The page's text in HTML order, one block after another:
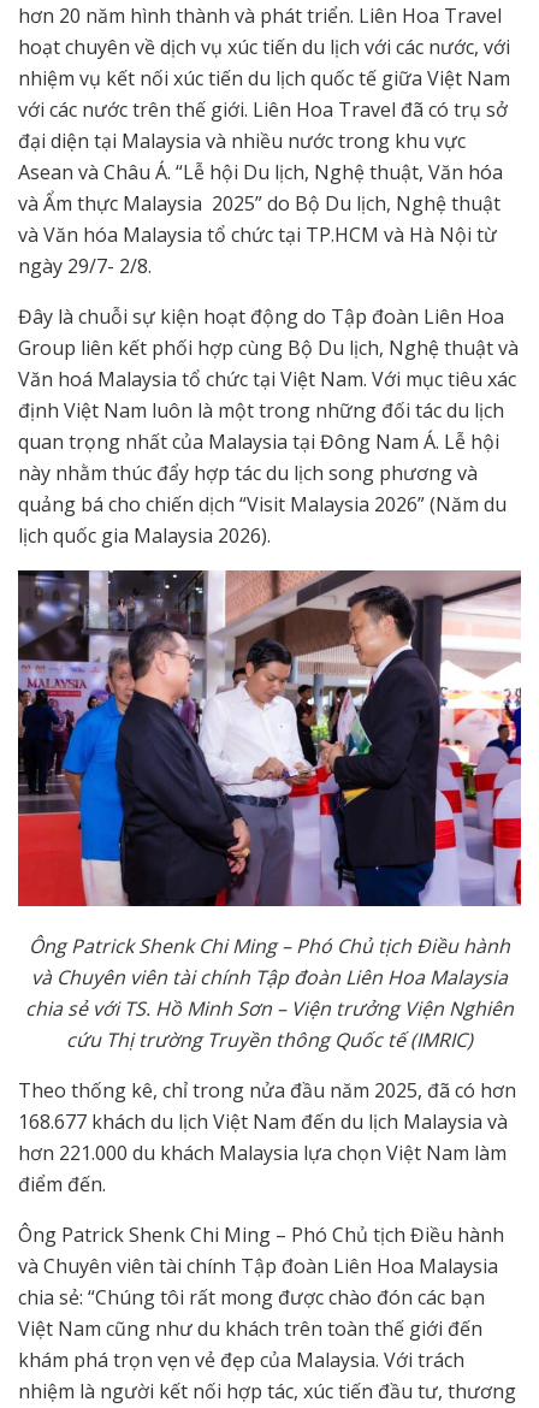
hơn 20 năm hình thành và phát triển. Liên Hoa Travel
hoạt chuyên về dịch vụ xúc tiến du lịch với các nước, với
nhiệm vụ kết nối xúc tiến du lịch quốc tế giữa Việt Nam
với các nước trên thế giới. Liên Hoa Travel đã có trụ sở
đại diện tại Malaysia và nhiều nước trong khu vực
Asean và Châu Á. “Lễ hội Du lịch, Nghệ thuật, Văn hóa
và Ẩm thực Malaysia 2025” do Bộ Du lịch, Nghệ thuật
và Văn hóa Malaysia tổ chức tại TP.HCM và Hà Nội từ
ngày 29/7- 2/8.
Đây là chuỗi sự kiện hoạt động do Tập đoàn Liên Hoa
Group liên kết phối hợp cùng Bộ Du lịch, Nghệ thuật và
Văn hoá Malaysia tổ chức tại Việt Nam. Với mục tiêu xác
định Việt Nam luôn là một trong những đối tác du lịch
quan trọng nhất của Malaysia tại Đông Nam Á. Lễ hội
này nhằm thúc đẩy hợp tác du lịch song phương và
quảng bá cho chiến dịch “Visit Malaysia 2026” (Năm du
lịch quốc gia Malaysia 2026).
Ông Patrick Shenk Chi Ming – Phó Chủ tịch Điều hành
và Chuyên viên tài chính Tập đoàn Liên Hoa Malaysia
chia sẻ với TS. Hồ Minh Sơn – Viện trưởng Viện Nghiên
cứu Thị trường Truyền thông Quốc tế (IMRIC)
Theo thống kê, chỉ trong nửa đầu năm 2025, đã có hơn
168.677 khách du lịch Việt Nam đến du lịch Malaysia và
hơn 221.000 du khách Malaysia lựa chọn Việt Nam làm
điểm đến.
Ông Patrick Shenk Chi Ming – Phó Chủ tịch Điều hành
và Chuyên viên tài chính Tập đoàn Liên Hoa Malaysia
chia sẻ: “Chúng tôi rất mong được chào đón các bạn
Việt Nam cũng như du khách trên toàn thế giới đến
khám phá trọn vẹn vẻ đẹp của Malaysia. Với trách
nhiệm là người kết nối hợp tác, xúc tiến đầu tư, thương